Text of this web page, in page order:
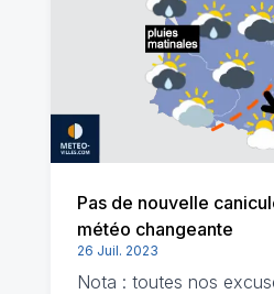
Pas de nouvelle
météo changeante
26 Juil. 2023
Nota : toutes nos